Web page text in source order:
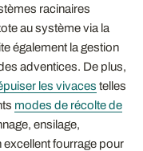
racinaires
au système via la
également la gestion
adventices. De plus,
les vivaces telles
modes de récolte de
ensilage,
excellent fourrage pour